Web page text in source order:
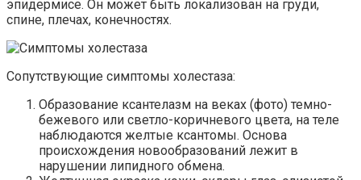
эпидермисе. Он может быть локализован на груди,
спине, плечах, конечностях.
Сопутствующие симптомы холестаза:
Образование ксантелазм на веках (фото) темно-
бежевого или светло-коричневого цвета, на теле
наблюдаются желтые ксантомы. Основа
происхождения новообразований лежит в
нарушении липидного обмена.